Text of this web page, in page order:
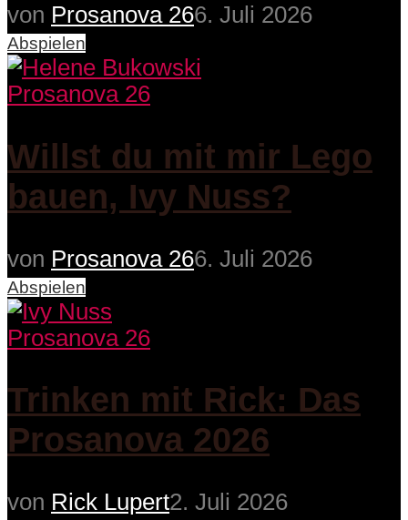
von Prosanova 266. Juli 2026
Abspielen
Prosanova 26
Willst du mit mir Lego
bauen, Ivy Nuss?
von Prosanova 266. Juli 2026
Abspielen
Prosanova 26
Trinken mit Rick: Das
Prosanova 2026
von Rick Lupert2. Juli 2026